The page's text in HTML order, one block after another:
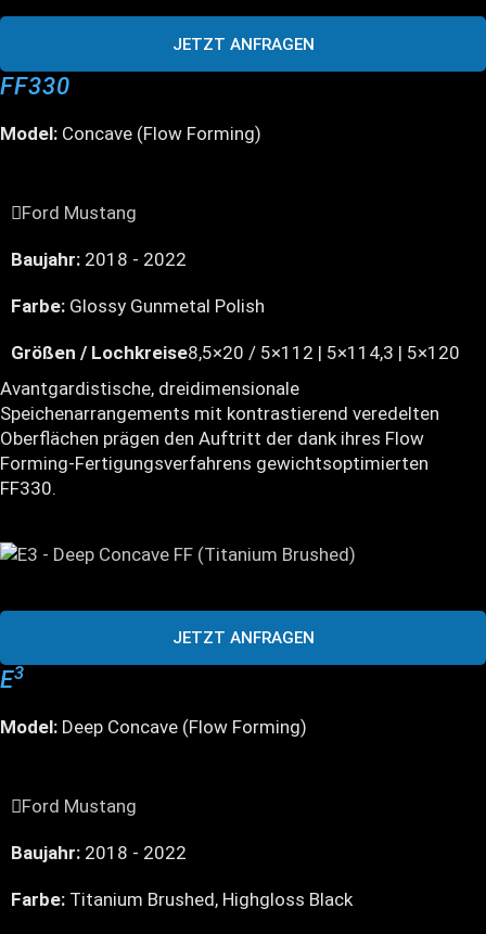
JETZT ANFRAGEN
FF330
Model: Concave (Flow Forming)
Ford Mustang
Baujahr: 2018 - 2022
Farbe: Glossy Gunmetal Polish
Größen / Lochkreise8,5×20 / 5×112 | 5×114,3 | 5×120
Avantgardistische, dreidimensionale
Speichenarrangements mit kontrastierend veredelten
Oberflächen prägen den Auftritt der dank ihres Flow
Forming-Fertigungsverfahrens gewichtsoptimierten
FF330.
JETZT ANFRAGEN
E3
Model: Deep Concave (Flow Forming)
Ford Mustang
Baujahr: 2018 - 2022
Farbe: Titanium Brushed, Highgloss Black